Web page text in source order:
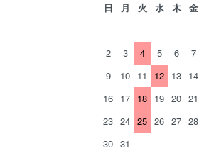
日 月 火 水 木 金
2
3 4 5 6 7
9
10 11 12 13 14
16 17 18 19 20 21
23 24 25 26 27 28
30 31